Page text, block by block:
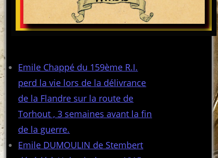
Emile Chappé du 159ème R.I.
perd la vie lors de la délivrance
de la Flandre sur la route de
Torhout , 3 semaines avant la fin
de la guerre.
Emile DUMOULIN de Stembert